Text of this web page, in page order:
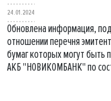
24.01.2024
Обновлена информация,
отношении перечня
бумаг которых могут быть
АКБ "НОВИКОМБАНК" по